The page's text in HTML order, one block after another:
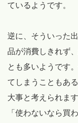
ているようです。
逆に、そういった
品が消費しきれず
とも多いようです
てしまうこともあ
大事と考えられま
「使わないなら買